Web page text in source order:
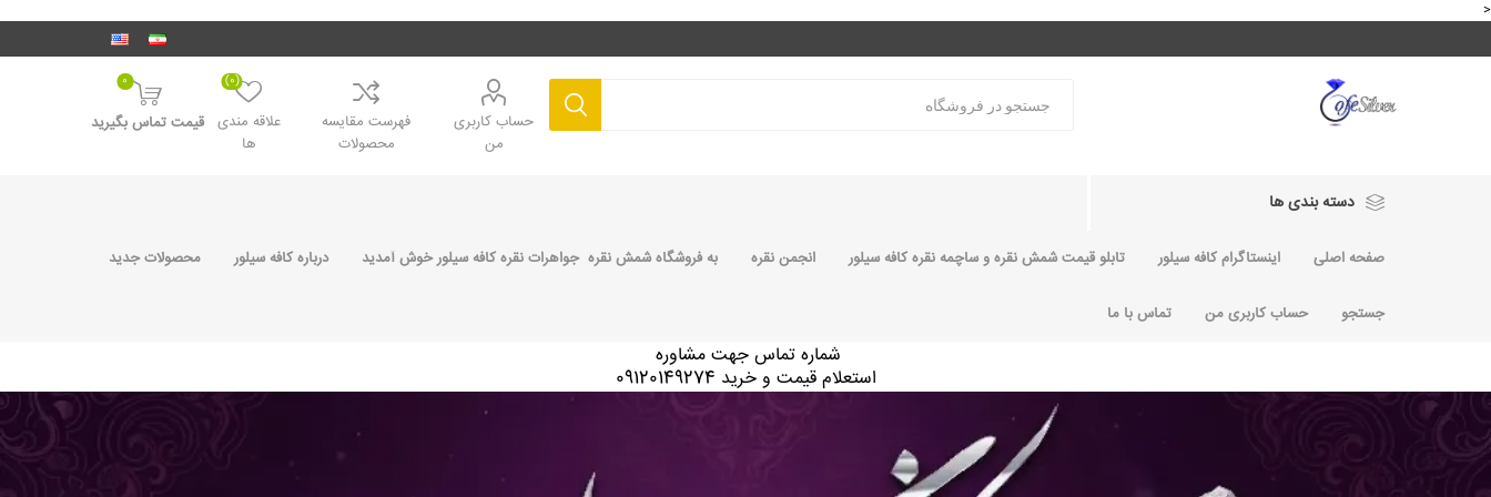
<
حساب کاربری
من
فهرست مقایسه
محصولات
علاقه مندی
ها
(0)
0
قیمت تماس بگیرید
دسته بندی ها
صفحه اصلی اینستاگرام کافه سیلور تابلو قیمت شمش نقره و ساچمه نقره کافه سیلور انجمن نقره به فروشگاه شمش نقره جواهرات نقره کافه سیلور خوش آمدید درباره کافه سیلور محصولات جدید
جستجو حساب کاربری من تماس با ما
شماره تماس جهت مشاوره
استعلام قیمت و خرید 09120149274